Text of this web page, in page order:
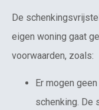
De
eigen woning gaat
voorwaarden, zoals:
Er mogen
schenking. De